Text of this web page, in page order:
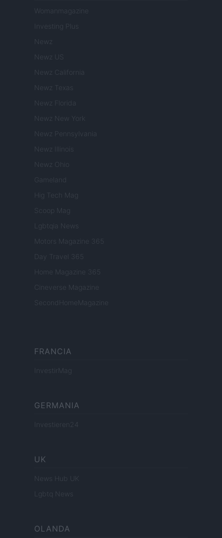
Womanmagazine
Investing Plus
Newz
Newz US
Newz California
Newz Texas
Newz Florida
Newz New York
Newz Pennsylvania
Newz Illinois
Newz Ohio
Gameland
Hig Tech Mag
Scoop Mag
Lgbtqia News
Motors Magazine 365
Day Travel 365
Home Magazine 365
Cineverse Magazine
SecondHomeMagazine
FRANCIA
InvestirMag
GERMANIA
Investieren24
UK
News Hub UK
Lgbtq News
OLANDA